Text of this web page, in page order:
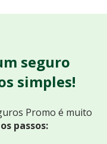
seguro
simples!
Promo é muito
passos: